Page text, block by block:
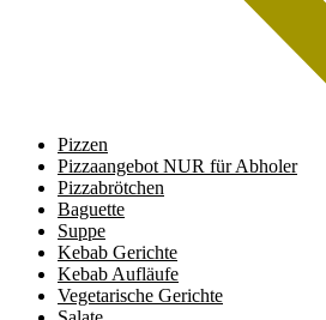
Pizzen
Pizzaangebot NUR für Abholer
Pizzabrötchen
Baguette
Suppe
Kebab Gerichte
Kebab Aufläufe
Vegetarische Gerichte